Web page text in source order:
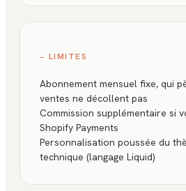
− LIMITES
Abonnement mensuel fixe, qui
ventes ne décollent pas
Commission supplémentaire si
Shopify Payments
Personnalisation poussée du
technique (langage Liquid)